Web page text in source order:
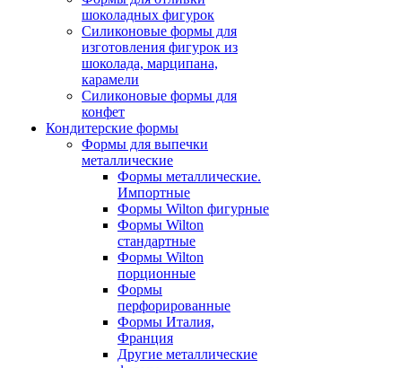
шоколадных фигурок
Силиконовые формы для
изготовления фигурок из
шоколада, марципана,
карамели
Силиконовые формы для
конфет
Кондитерские формы
Формы для выпечки
металлические
Формы металлические.
Импортные
Формы Wilton фигурные
Формы Wilton
стандартные
Формы Wilton
порционные
Формы
перфорированные
Формы Италия,
Франция
Другие металлические